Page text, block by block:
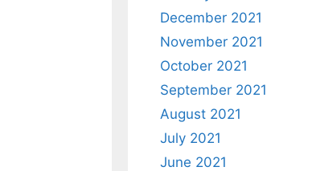
December 2021
November 2021
October 2021
September 2021
August 2021
July 2021
June 2021